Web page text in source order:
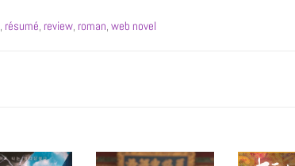
, résumé, review, roman, web novel